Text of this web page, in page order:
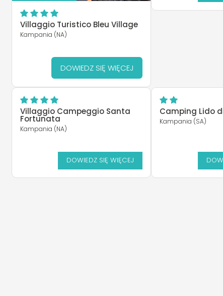
Villaggio Turistico Bleu Village
Kampania (NA)
DOWIEDZ SIĘ WIĘCEJ
Villaggio Campeggio Santa
Fortunata
Kampania (NA)
DOWIEDZ SIĘ WIĘCEJ
Camping Lido
Kampania (SA)